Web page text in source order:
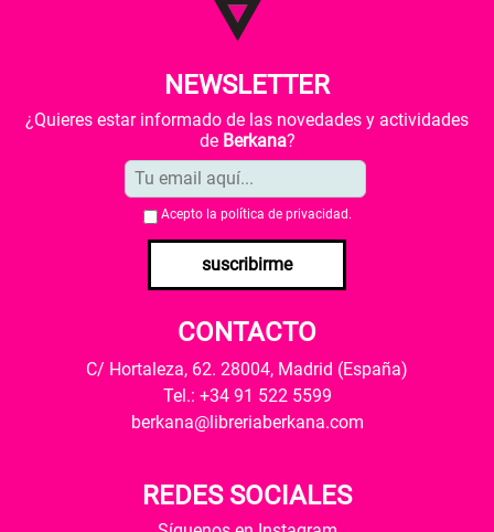
NEWSLETTER
¿Quieres estar informado de las novedades y actividades
de Berkana?
Acepto la política de privacidad .
suscribirme
CONTACTO
C/ Hortaleza, 62. 28004, Madrid (España)
Tel.: +34 91 522 5599
berkana@libreriaberkana.com
REDES SOCIALES